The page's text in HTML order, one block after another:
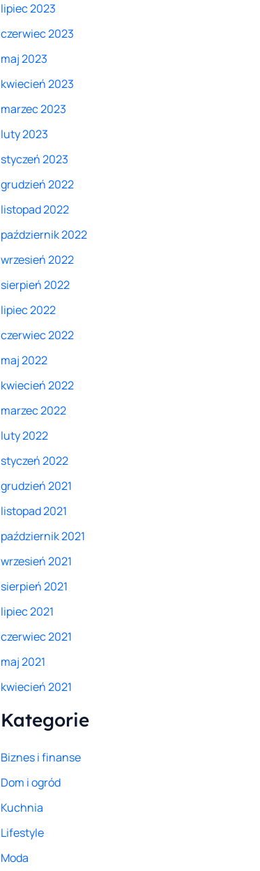
lipiec 2023
czerwiec 2023
maj 2023
kwiecień 2023
marzec 2023
luty 2023
styczeń 2023
grudzień 2022
listopad 2022
październik 2022
wrzesień 2022
sierpień 2022
lipiec 2022
czerwiec 2022
maj 2022
kwiecień 2022
marzec 2022
luty 2022
styczeń 2022
grudzień 2021
listopad 2021
październik 2021
wrzesień 2021
sierpień 2021
lipiec 2021
czerwiec 2021
maj 2021
kwiecień 2021
Kategorie
Biznes i finanse
Dom i ogród
Kuchnia
Lifestyle
Moda